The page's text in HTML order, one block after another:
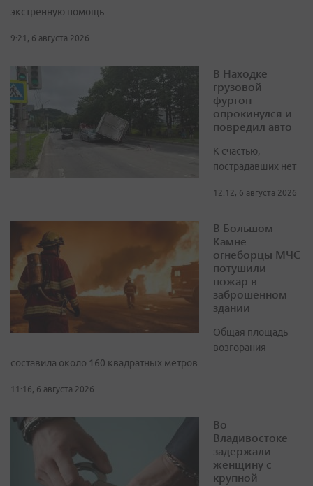
экстренную помощь
9:21, 6 августа 2026
В Находке
грузовой
фургон
опрокинулся и
повредил авто
К счастью,
пострадавших нет
12:12, 6 августа 2026
В Большом
Камне
огнеборцы МЧС
потушили
пожар в
заброшенном
здании
Общая площадь
возгорания
составила около 160 квадратных метров
11:16, 6 августа 2026
Во
Владивостоке
задержали
женщину с
крупной